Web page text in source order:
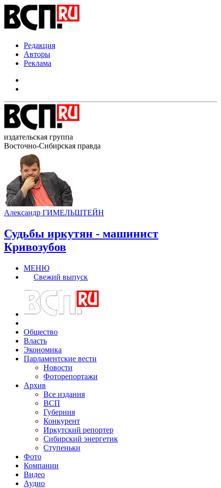
Редакция
Авторы
Реклама
издательская группа
Восточно-Сибирская правда
Александр ГИМЕЛЬШТЕЙН
Судьбы иркутян - машинист
Кривозубов
МЕНЮ
Свежий выпуск
Общество
Власть
Экономика
Парламентские вести
Новости
Фоторепортажи
Архив
Все издания
ВСП
Губерния
Конкурент
Иркутский репортер
Сибирский энергетик
Ступеньки
Фото
Компании
Видео
Аудио